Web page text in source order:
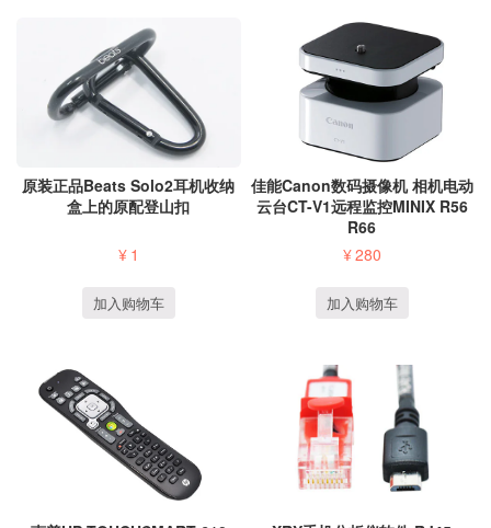
原装正品Beats Solo2耳机收纳
盒上的原配登山扣
¥ 1
加入购物车
佳能Canon数码摄像机 相机电动
云台CT-V1远程监控MINIX R56
R66
¥280
加入购物车